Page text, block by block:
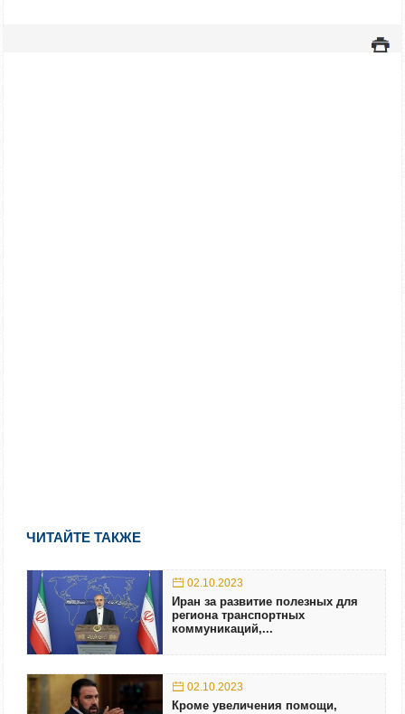
ЧИТАЙТЕ ТАКЖЕ
02.10.2023
Иран за развитие полезных для
региона транспортных
коммуникаций,...
02.10.2023
Кроме увеличения помощи,